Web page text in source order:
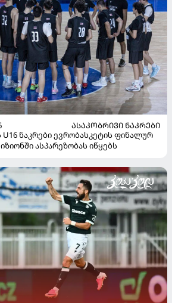
ᲐᲡᲐᲙᲝᲑᲠᲘᲕᲘ ᲜᲐᲙᲠᲔᲑᲘ
ნაკრები ევრობასკეტის ფინალურ
ასპარეზობას იწყებს